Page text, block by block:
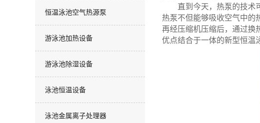
恒温泳池空气热源泵
游泳池加热设备
游泳池除湿设备
泳池恒温设备
泳池金属离子处理器
直到今天，热泵的技术可
热泵不但能够吸收空气中的
再经压缩机压缩后，通过换
优点结合于一体的新型恒温